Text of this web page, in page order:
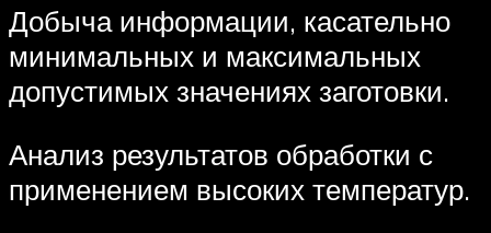
Добыча информации, касательно
минимальных и максимальных
допустимых значениях заготовки.
Анализ результатов обработки с
применением высоких температур.